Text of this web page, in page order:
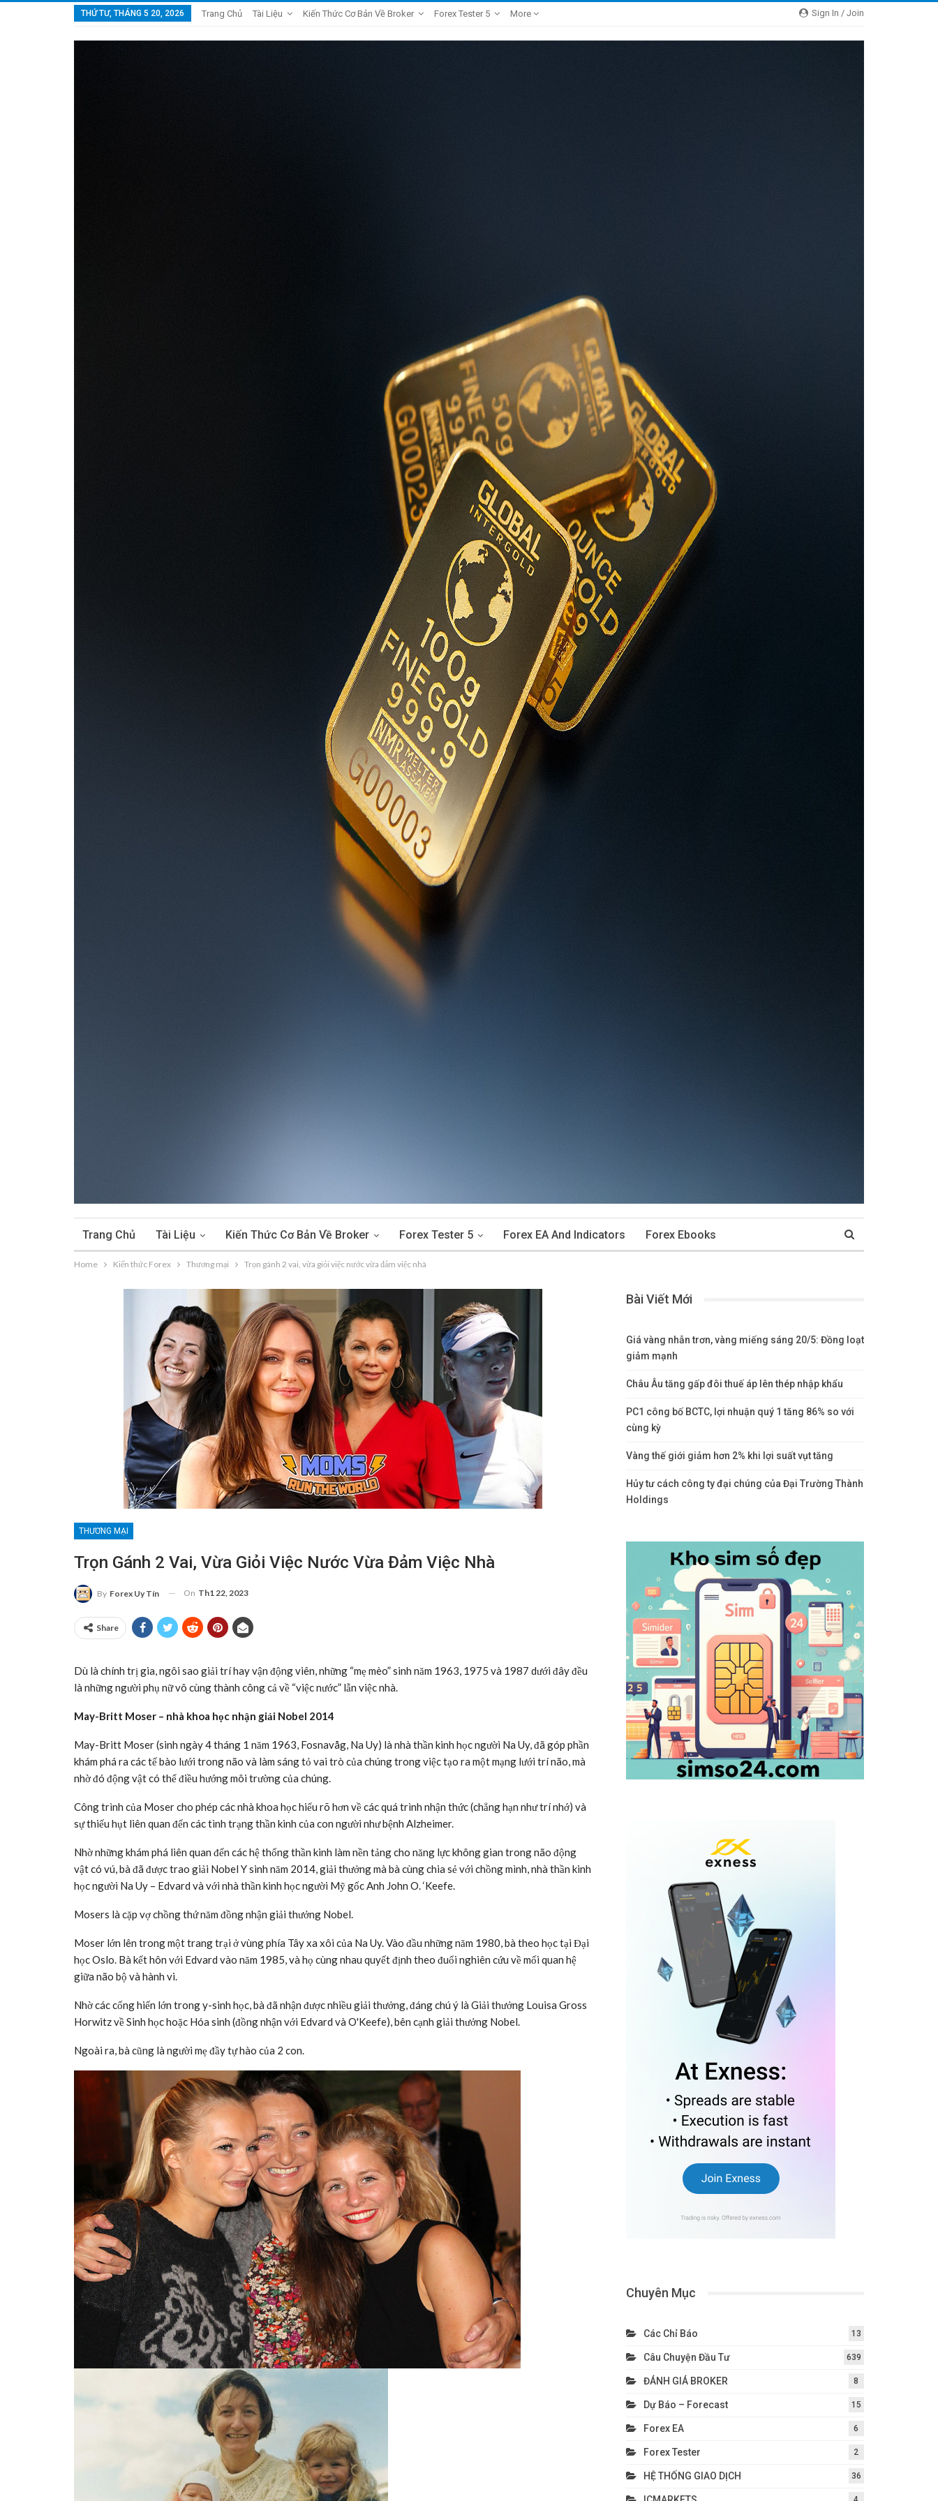
Sign In / Join
THỨ TƯ, THÁNG 5 20, 2026 Trang Chủ Tài Liệu Kiến Thức Cơ Bản Về Broker Forex Tester 5 More
Trang Chủ Tài Liệu Kiến Thức Cơ Bản Về Broker Forex Tester 5 Forex EA And Indicators Forex Ebooks
Home Kiến thức Forex Thương mại Trọn gánh 2 vai, vừa giỏi việc nước vừa đảm việc nhà
THƯƠNG MẠI
Trọn Gánh 2 Vai, Vừa Giỏi Việc Nước Vừa Đảm Việc Nhà
By Forex Uy Tín On Th1 22, 2023
Share
Dù là chính trị gia, ngôi sao giải trí hay vận động viên, những “mẹ mèo” sinh năm 1963, 1975 và 1987 dưới đây đều
là những người phụ nữ vô cùng thành công cả về “việc nước” lẫn việc nhà.
May-Britt Moser – nhà khoa học nhận giải Nobel 2014
May-Britt Moser (sinh ngày 4 tháng 1 năm 1963, Fosnavåg, Na Uy) là nhà thần kinh học người Na Uy, đã góp phần
khám phá ra các tế bào lưới trong não và làm sáng tỏ vai trò của chúng trong việc tạo ra một mạng lưới trí não, mà
nhờ đó động vật có thể điều hướng môi trường của chúng.
Công trình của Moser cho phép các nhà khoa học hiểu rõ hơn về các quá trình nhận thức (chẳng hạn như trí nhớ) và
sự thiếu hụt liên quan đến các tình trạng thần kinh của con người như bệnh Alzheimer.
Nhờ những khám phá liên quan đến các hệ thống thần kinh làm nền tảng cho năng lực không gian trong não động
vật có vú, bà đã được trao giải Nobel Y sinh năm 2014, giải thưởng mà bà cùng chia sẻ với chồng mình, nhà thần kinh
học người Na Uy – Edvard và với nhà thần kinh học người Mỹ gốc Anh John O. ‘Keefe.
Mosers là cặp vợ chồng thứ năm đồng nhận giải thưởng Nobel.
Moser lớn lên trong một trang trại ở vùng phía Tây xa xôi của Na Uy. Vào đầu những năm 1980, bà theo học tại Đại
học Oslo. Bà kết hôn với Edvard vào năm 1985, và họ cùng nhau quyết định theo đuổi nghiên cứu về mối quan hệ
giữa não bộ và hành vi.
Nhờ các cống hiến lớn trong y-sinh học, bà đã nhận được nhiều giải thưởng, đáng chú ý là Giải thưởng Louisa Gross
Horwitz về Sinh học hoặc Hóa sinh (đồng nhận với Edvard và O'Keefe), bên cạnh giải thưởng Nobel.
Ngoài ra, bà cũng là người mẹ đầy tự hào của 2 con.
Bài Viết Mới
Giá vàng nhẫn trơn, vàng miếng sáng 20/5: Đồng loạt
giảm mạnh
Châu Âu tăng gấp đôi thuế áp lên thép nhập khẩu
PC1 công bố BCTC, lợi nhuận quý 1 tăng 86% so với
cùng kỳ
Vàng thế giới giảm hơn 2% khi lợi suất vụt tăng
Hủy tư cách công ty đại chúng của Đại Trường Thành
Holdings
Chuyên Mục
Các Chỉ Báo 13
Câu Chuyện Đầu Tư 639
ĐÁNH GIÁ BROKER 8
Dự Báo – Forecast 15
Forex EA 6
Forex Tester 2
HỆ THỐNG GIAO DỊCH 36